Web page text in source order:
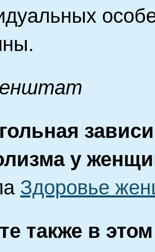
у
Здоровье
также в